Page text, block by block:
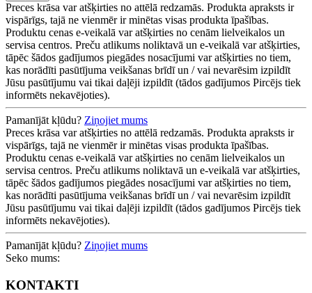
Preces krāsa var atšķirties no attēlā redzamās. Produkta apraksts ir
vispārīgs, tajā ne vienmēr ir minētas visas produkta īpašības.
Produktu cenas e-veikalā var atšķirties no cenām lielveikalos un
servisa centros. Preču atlikums noliktavā un e-veikalā var atšķirties,
tāpēc šādos gadījumos piegādes nosacījumi var atšķirties no tiem,
kas norādīti pasūtījuma veikšanas brīdī un / vai nevarēsim izpildīt
Jūsu pasūtījumu vai tikai daļēji izpildīt (tādos gadījumos Pircējs tiek
informēts nekavējoties).
Pamanījāt kļūdu? Ziņojiet mums
Preces krāsa var atšķirties no attēlā redzamās. Produkta apraksts ir
vispārīgs, tajā ne vienmēr ir minētas visas produkta īpašības.
Produktu cenas e-veikalā var atšķirties no cenām lielveikalos un
servisa centros. Preču atlikums noliktavā un e-veikalā var atšķirties,
tāpēc šādos gadījumos piegādes nosacījumi var atšķirties no tiem,
kas norādīti pasūtījuma veikšanas brīdī un / vai nevarēsim izpildīt
Jūsu pasūtījumu vai tikai daļēji izpildīt (tādos gadījumos Pircējs tiek
informēts nekavējoties).
Pamanījāt kļūdu? Ziņojiet mums
Seko mums:
KONTAKTI